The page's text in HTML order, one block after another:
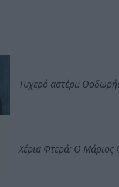
Τυχερό αστέρι:
Χέρια Φτερά: Ο Μάριος